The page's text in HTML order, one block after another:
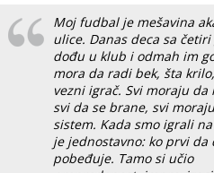
Moj fudbal je mešavina
ulice. Danas deca sa
dođu u klub i odmah im
mora da radi bek, šta
vezni igrač. Svi moraju da
svi da se brane, svi
sistem. Kada smo igrali
je jednostavno: ko prvi da
pobeđuje. Tamo si učio